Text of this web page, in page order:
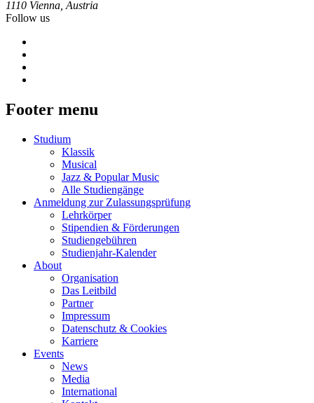
1110 Vienna, Austria
Follow us
Footer menu
Studium
Klassik
Musical
Jazz & Popular Music
Alle Studiengänge
Anmeldung zur Zulassungsprüfung
Lehrkörper
Stipendien & Förderungen
Studiengebühren
Studienjahr-Kalender
About
Organisation
Das Leitbild
Partner
Impressum
Datenschutz & Cookies
Karriere
Events
News
Media
International